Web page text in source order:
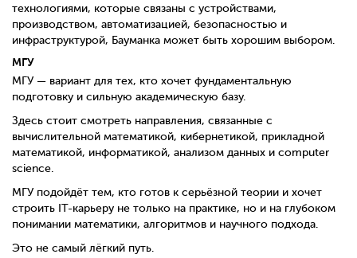
технологиями, которые связаны с устройствами,
производством, автоматизацией, безопасностью и
инфраструктурой, Бауманка может быть хорошим выбором.
МГУ
МГУ — вариант для тех, кто хочет фундаментальную
подготовку и сильную академическую базу.
Здесь стоит смотреть направления, связанные с
вычислительной математикой, кибернетикой, прикладной
математикой, информатикой, анализом данных и computer
science.
МГУ подойдёт тем, кто готов к серьёзной теории и хочет
строить IT-карьеру не только на практике, но и на глубоком
понимании математики, алгоритмов и научного подхода.
Это не самый лёгкий путь.